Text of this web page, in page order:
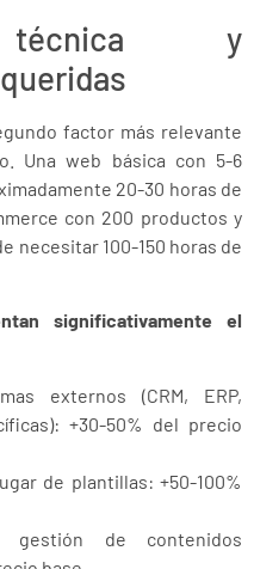
técnica y
factor más relevante
Una web básica con 5-6
20-30 horas de
con 200 productos y
necesitar 100-150 horas de
significativamente el
externos (CRM, ERP,
+30-50% del precio
de plantillas: +50-100%
gestión de contenidos